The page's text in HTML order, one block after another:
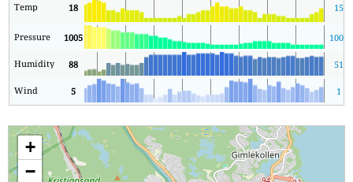
Temp 18 15
Pressure 1005 1005
Humidity 88 51
Wind 5 1
+
−